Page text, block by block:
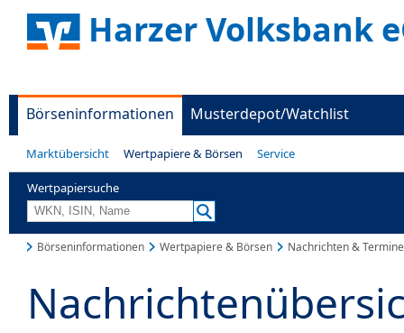
Harzer Volksbank
Börseninformationen Musterdepot/Watchlist
Marktübersicht Wertpapiere & Börsen Service
Wertpapiersuche
Börseninformationen Wertpapiere & Börsen Nachrichten & Termine